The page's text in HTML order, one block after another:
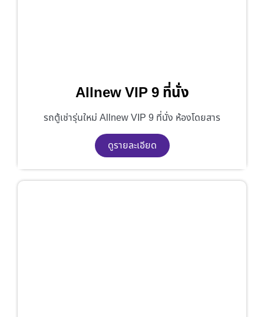
Allnew VIP 9 ที่นั่ง
รถตู้เช่ารุ่นใหม่ Allnew VIP 9 ที่นั่ง ห้องโดยสาร
ดูรายละเอียด